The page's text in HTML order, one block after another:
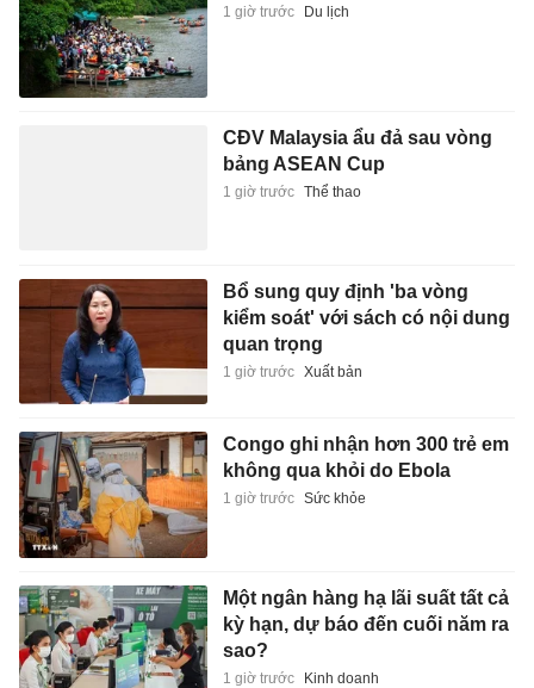
1 giờ trước Du lịch
CĐV Malaysia ẩu đả sau vòng
bảng ASEAN Cup
1 giờ trước Thể thao
Bổ sung quy định 'ba vòng
kiểm soát' với sách có nội dung
quan trọng
1 giờ trước Xuất bản
Congo ghi nhận hơn 300 trẻ em
không qua khỏi do Ebola
1 giờ trước Sức khỏe
Một ngân hàng hạ lãi suất tất cả
kỳ hạn, dự báo đến cuối năm ra
sao?
1 giờ trước Kinh doanh